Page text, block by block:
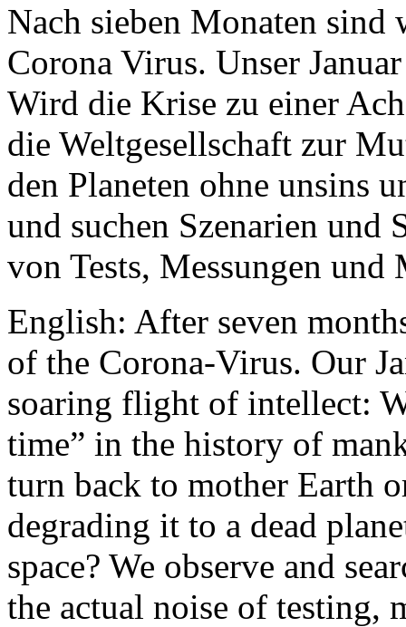
Nach sieben Monaten
Corona Virus. Unser
Wird die Krise zu einer
die Weltgesellschaft zur
den Planeten ohne unsins
und suchen Szenarien und
von Tests, Messungen und
English: After seven
of the Corona-Virus. Our
soaring flight of intellect:
time” in the history of
turn back to mother Earth
degrading it to a dead
space? We observe and
the actual noise of testing,